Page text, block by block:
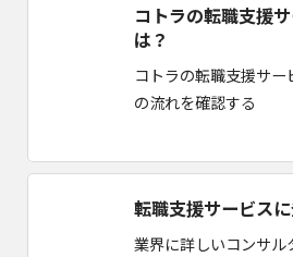
コトラの転職支援
は？
コトラの転職支援サ
の流れを確認する
転職支援サービス
業界に詳しいコンサ